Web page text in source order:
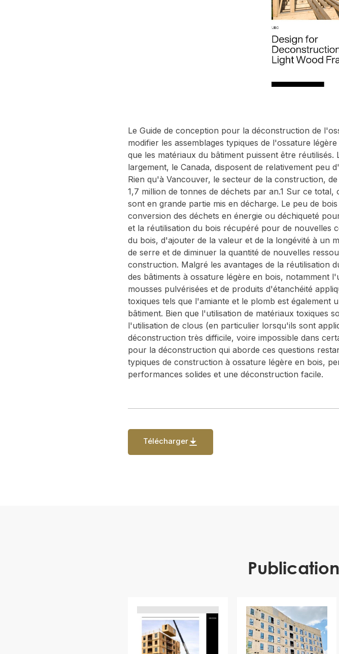
Le Guide de conception pour la déconstruction de
modifier les assemblages typiques de l'ossature
que les matériaux du bâtiment puissent être
largement, le Canada, disposent de relativement peu
Rien qu'à Vancouver, le secteur de la construction,
1,7 million de tonnes de déchets par an.1 Sur ce
sont en grande partie mis en décharge. Le peu de
conversion des déchets en énergie ou déchiqueté
et la réutilisation du bois récupéré pour de nouvelles
du bois, d'ajouter de la valeur et de la longévité à un
de serre et de diminuer la quantité de nouvelles
construction. Malgré les avantages de la réutilisation
des bâtiments à ossature légère en bois, notamment
mousses pulvérisées et de produits d'étanchéité
toxiques tels que l'amiante et le plomb est
bâtiment. Bien que l'utilisation de matériaux toxiques
l'utilisation de clous (en particulier lorsqu'ils sont
déconstruction très difficile, voire impossible dans
pour la déconstruction qui aborde ces questions
typiques de construction à ossature légère en bois,
performances solides et une déconstruction facile.
Télécharger